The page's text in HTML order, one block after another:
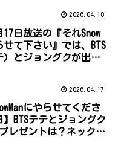
2026.04.18
17日放送の『それSnow
せて下さい』では、BTS
）とジョングクが出演
2026.04.17
にやらせてくださ
】BTSテテとジョングク
レゼントは？ネックピ